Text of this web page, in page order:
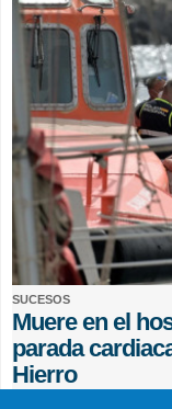
SUCESOS
Muere en el
parada
Hierro